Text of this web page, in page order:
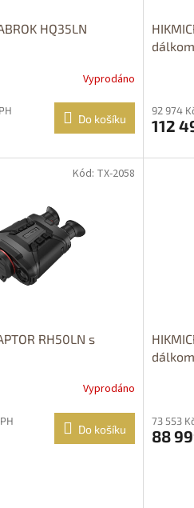
HQ35LN
Vyprodáno
Do košíku
92 974
112
RH50LN s
Vyprodáno
Do košíku
Kód: TX-2058
73 553
88